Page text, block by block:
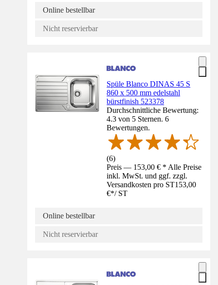
Online bestellbar
Nicht reservierbar
Spüle Blanco DINAS 45 S
860 x 500 mm edelstahl
bürstfinish 523378
Durchschnittliche Bewertung:
4.3 von 5 Sternen. 6
Bewertungen.
(6)
Preis — 153,00 € * Alle Preise
inkl. MwSt. und ggf. zzgl.
Versandkosten pro ST153,00
€*/ ST
Online bestellbar
Nicht reservierbar